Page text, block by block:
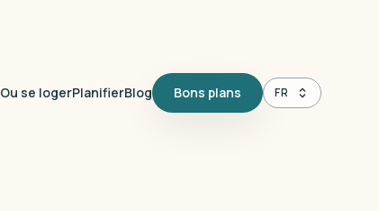
Ou se logerPlanifierBlog Bons plans FR